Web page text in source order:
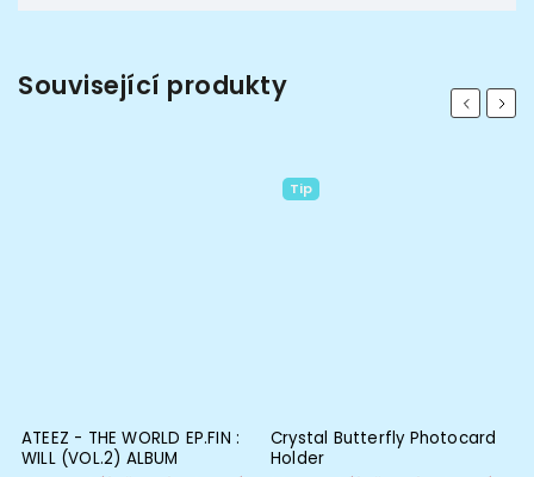
Související produkty Previous
ATEEZ - THE WORLD EP.FIN :
WILL (VOL.2) ALBUM
Tip
Crystal Butterfly Photocard
Holder
Next